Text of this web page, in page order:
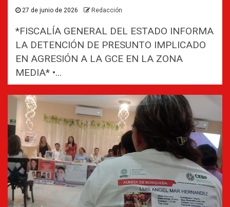
27 de junio de 2026 Redacción
*FISCALÍA GENERAL DEL ESTADO INFORMA
LA DETENCIÓN DE PRESUNTO IMPLICADO
EN AGRESIÓN A LA GCE EN LA ZONA
MEDIA* •...